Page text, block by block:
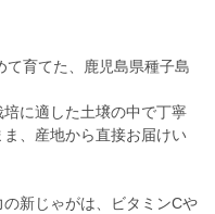
て育てた、鹿児島県種子島
に適した土壌の中で丁寧
、産地から直接お届けい
新じゃがは、ビタミンCや